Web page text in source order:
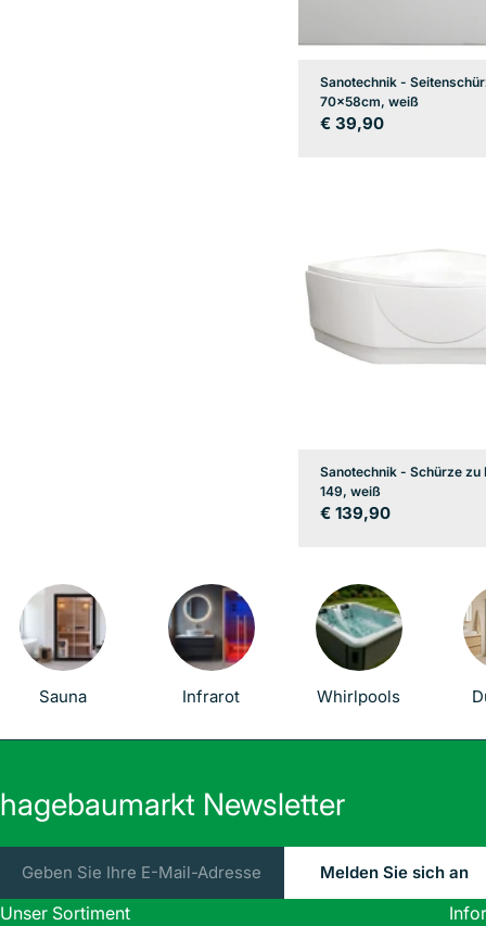
Sanotechnik -
70x58cm, weiß
Regulärer
€ 39,90
Sanotechnik - Schürze zu
149, weiß
Regulärer
€ 139,90
Sauna Infrarot Whirlpools
hagebaumarkt Newsletter
Mail
Melden Sie sich an
Unser Sortiment